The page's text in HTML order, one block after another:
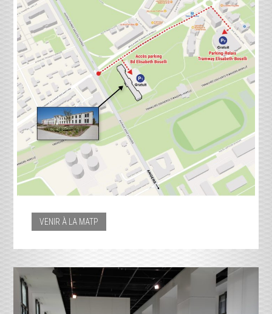
VENIR À LA MATP